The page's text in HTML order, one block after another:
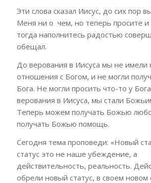
Эти слова сказал Иисус, до сих пор
Меня ни о чем, но теперь просите и
тогда наполнитесь радостью
обещал.
До верования в Иисуса мы не имели
отношения с Богом, и не могли
Бога. Не могли просить что-то у
верования в Иисуса, мы стали
Теперь можем получать Божью
получать Божью помощь.
Сегодня тема проповеди: «Новый
статус это не наше убеждение, а
действительность, реальность.
обрели новый статус, в своем новом